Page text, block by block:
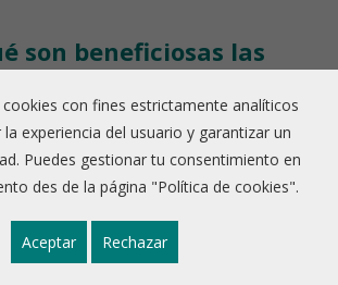
con fines estrictamente analíticos
experiencia del usuario y garantizar un
Puedes gestionar tu consentimiento en
des de la página "Política de cookies".
Aceptar Rechazar
son beneficiosas las
rico en grasas insaturadas; entre ellas
ácidos grasos omega 3 (W3), con efectos
de triglicéridos en sangre,